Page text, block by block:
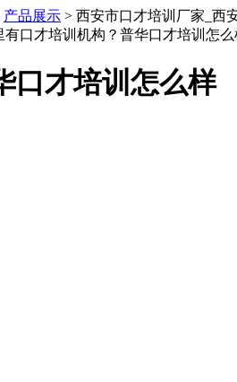
产品展示 > 西安市口才培训厂家_西
口才培训怎么样